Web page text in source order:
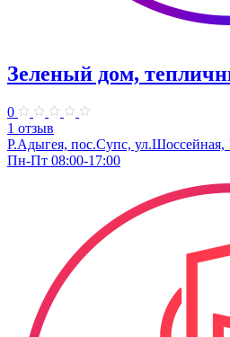
Зеленый дом,
0
1 отзыв
Р.Адыгея, пос.Супс, ул.Шоссейная,
Пн-Пт 08:00-17:00